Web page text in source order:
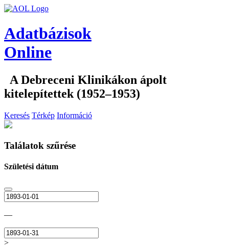
Adatbázisok
Online
A Debreceni Klinikákon ápolt
kitelepítettek (1952–1953)
Keresés Térkép Információ
Találatok szűrése
Születési dátum
—
>